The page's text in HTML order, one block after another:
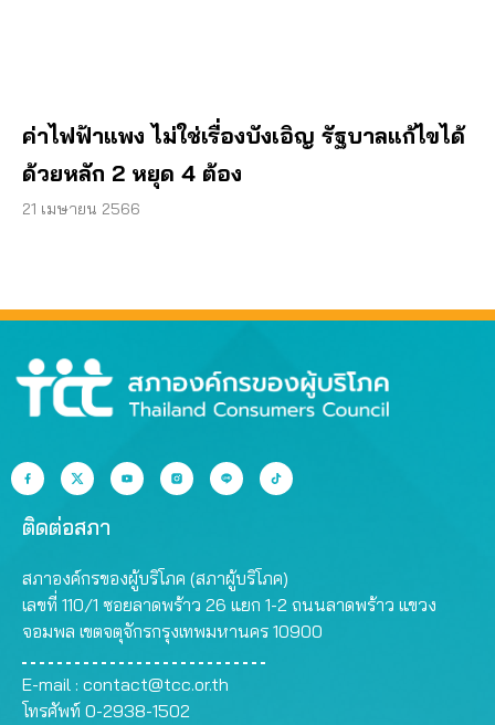
ค่าไฟฟ้าแพง ไม่ใช่เรื่องบังเอิญ รัฐบาลแก้ไขได้
ด้วยหลัก 2 หยุด 4 ต้อง
21 เมษายน 2566
ติดต่อสภา
สภาองค์กรของผู้บริโภค (สภาผู้บริโภค)
เลขที่ 110/1 ซอยลาดพร้าว 26 แยก 1-2 ถนนลาดพร้าว แขวง
จอมพล เขตจตุจักรกรุงเทพมหานคร 10900
E-mail : contact@tcc.or.th
โทรศัพท์ 0-2938-1502